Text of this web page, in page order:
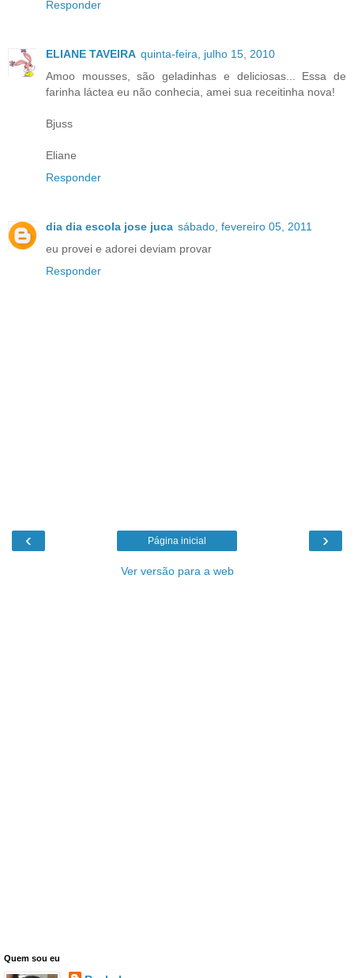
Responder
ELIANE TAVEIRA quinta-feira, julho 15, 2010
Amoo mousses, são geladinhas e deliciosas... Essa de
farinha láctea eu não conhecia, amei sua receitinha nova!
Bjuss
Eliane
Responder
dia dia escola jose juca sábado, fevereiro 05, 2011
eu provei e adorei deviam provar
Responder
‹ ›
Página inicial
Ver versão para a web
Quem sou eu